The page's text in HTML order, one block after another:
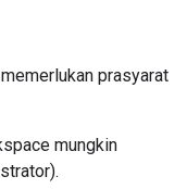
prasyarat
mungkin